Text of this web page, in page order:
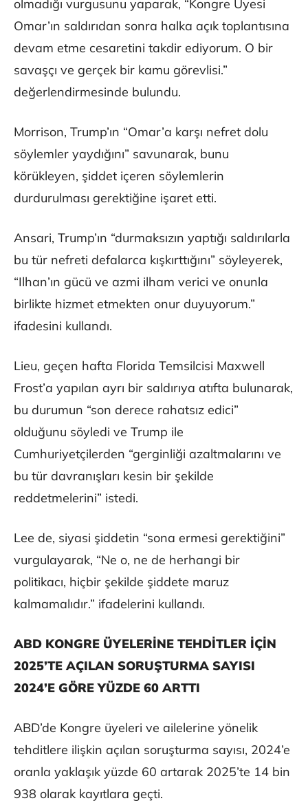
olmadığı vurgusunu yaparak, “Kongre Üyesi
Omar’ın saldırıdan sonra halka açık toplantısına
devam etme cesaretini takdir ediyorum. O bir
savaşçı ve gerçek bir kamu görevlisi.”
değerlendirmesinde bulundu.
Morrison, Trump’ın “Omar’a karşı nefret dolu
söylemler yaydığını” savunarak, bunu
körükleyen, şiddet içeren söylemlerin
durdurulması gerektiğine işaret etti.
Ansari, Trump’ın “durmaksızın yaptığı saldırılarla
bu tür nefreti defalarca kışkırttığını” söyleyerek,
“Ilhan’ın gücü ve azmi ilham verici ve onunla
birlikte hizmet etmekten onur duyuyorum.”
ifadesini kullandı.
Lieu, geçen hafta Florida Temsilcisi Maxwell
Frost’a yapılan ayrı bir saldırıya atıfta bulunarak,
bu durumun “son derece rahatsız edici”
olduğunu söyledi ve Trump ile
Cumhuriyetçilerden “gerginliği azaltmalarını ve
bu tür davranışları kesin bir şekilde
reddetmelerini” istedi.
Lee de, siyasi şiddetin “sona ermesi gerektiğini”
vurgulayarak, “Ne o, ne de herhangi bir
politikacı, hiçbir şekilde şiddete maruz
kalmamalıdır.” ifadelerini kullandı.
ABD KONGRE ÜYELERİNE TEHDİTLER İÇİN
2025’TE AÇILAN SORUŞTURMA SAYISI
2024’E GÖRE YÜZDE 60 ARTTI
ABD’de Kongre üyeleri ve ailelerine yönelik
tehditlere ilişkin açılan soruşturma sayısı, 2024’e
oranla yaklaşık yüzde 60 artarak 2025’te 14 bin
938 olarak kayıtlara geçti.